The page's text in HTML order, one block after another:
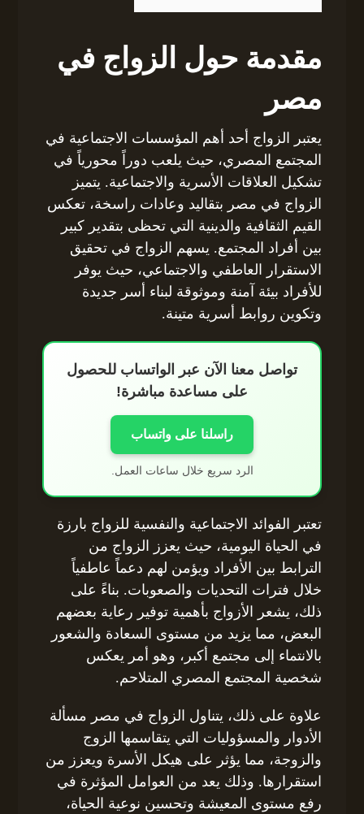
مقدمة حول الزواج في
مصر
يعتبر الزواج أحد أهم المؤسسات الاجتماعية في
المجتمع المصري، حيث يلعب دوراً محورياً في
تشكيل العلاقات الأسرية والاجتماعية. يتميز
الزواج في مصر بتقاليد وعادات راسخة، تعكس
القيم الثقافية والدينية التي تحظى بتقدير كبير
بين أفراد المجتمع. يسهم الزواج في تحقيق
الاستقرار العاطفي والاجتماعي، حيث يوفر
للأفراد بيئة آمنة وموثوقة لبناء أسر جديدة
وتكوين روابط أسرية متينة.
تواصل معنا الآن عبر الواتساب للحصول
على مساعدة مباشرة!
راسلنا على واتساب
الرد سريع خلال ساعات العمل.
تعتبر الفوائد الاجتماعية والنفسية للزواج بارزة
في الحياة اليومية، حيث يعزز الزواج من
الترابط بين الأفراد ويؤمن لهم دعماً عاطفياً
خلال فترات التحديات والصعوبات. بناءً على
ذلك، يشعر الأزواج بأهمية توفير رعاية بعضهم
البعض، مما يزيد من مستوى السعادة والشعور
بالانتماء إلى مجتمع أكبر، وهو أمر يعكس
شخصية المجتمع المصري المتلاحم.
علاوة على ذلك، يتناول الزواج في مصر مسألة
الأدوار والمسؤوليات التي يتقاسمها الزوج
والزوجة، مما يؤثر على هيكل الأسرة ويعزز من
استقرارها. وذلك يعد من العوامل المؤثرة في
رفع مستوى المعيشة وتحسين نوعية الحياة،